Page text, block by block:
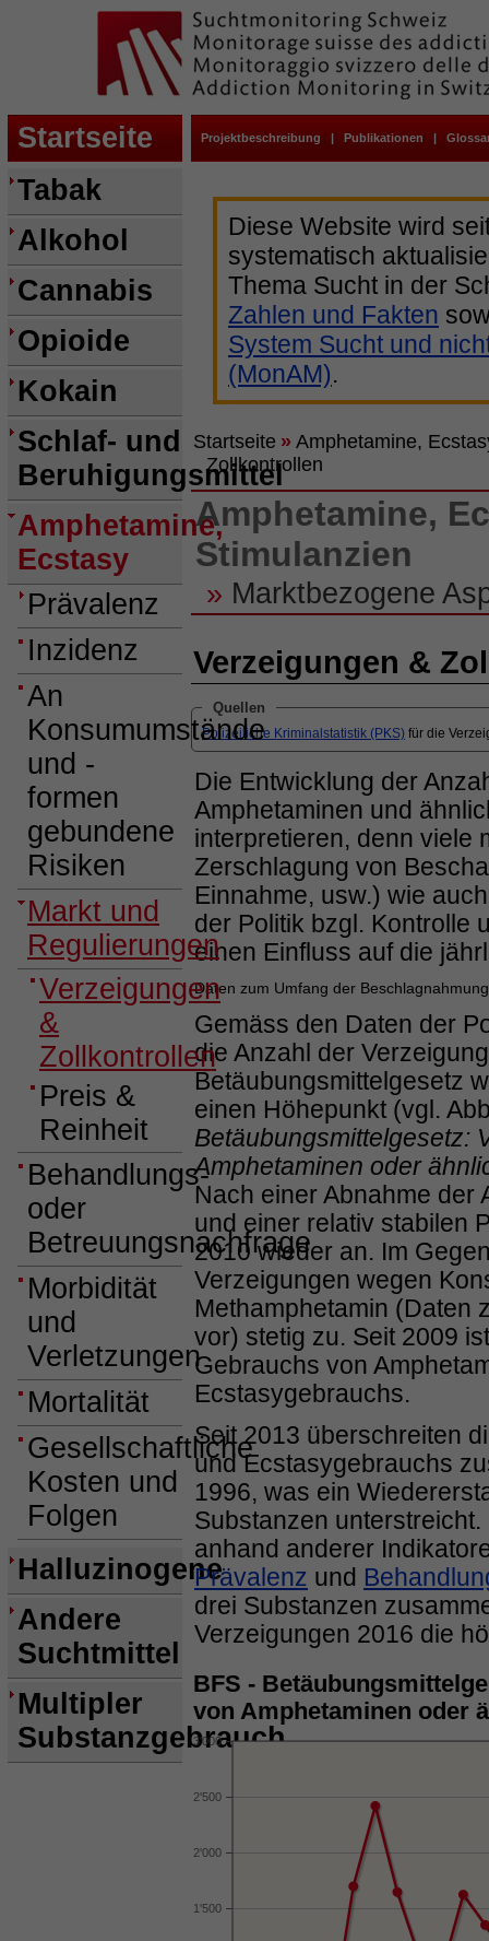
Startseite Projektbeschreibung | Publikationen |
Tabak
Alkohol
Cannabis
Opioide
Kokain
Schlaf- und
Beruhigungsmittel
Amphetamine,
Ecstasy
Prävalenz
Inzidenz
An
Konsumumstände
und -
formen
gebundene
Risiken
Markt und
Regulierungen
Verzeigungen
&
Zollkontrollen
Preis &
Reinheit
Behandlungs-
oder
Betreuungsnachfrage
Morbidität
und
Verletzungen
Mortalität
Gesellschaftliche
Kosten und
Folgen
Halluzinogene
Andere
Suchtmittel
Multipler
Substanzgebrauch
Diese Website wird
systematisch
Thema Sucht in der
Zahlen und Fakten
System Sucht und
(MonAM).
Startseite » Amphetamine,
Zollkontrollen
Amphetamine,
Stimulanzien
» Marktbezogene
Verzeigungen &
Quellen
Polizeiliche Kriminalstatistik (PKS) für die
Die Entwicklung der
Amphetaminen und
interpretieren, denn viele
Zerschlagung von
Einnahme, usw.) wie
der Politik bzgl. Kontrolle
einen Einfluss auf die
Daten zum Umfang der
Gemäss den Daten der
die Anzahl der
Betäubungsmittelgesetz
einen Höhepunkt (vgl.
Betäubungsmittelgesetz:
Amphetaminen oder
Nach einer Abnahme der
und einer relativ stabilen
2010 wieder an. Im
Verzeigungen wegen
Methamphetamin (Daten
vor) stetig zu. Seit 2009
Gebrauchs von
Ecstasygebrauchs.
Seit 2013 überschreiten
und Ecstasygebrauchs
1996, was ein
Substanzen
anhand anderer
Prävalenz und
drei Substanzen
Verzeigungen 2016 die
BFS -
von Amphetaminen oder
1'500
2'000
2'500
3'000